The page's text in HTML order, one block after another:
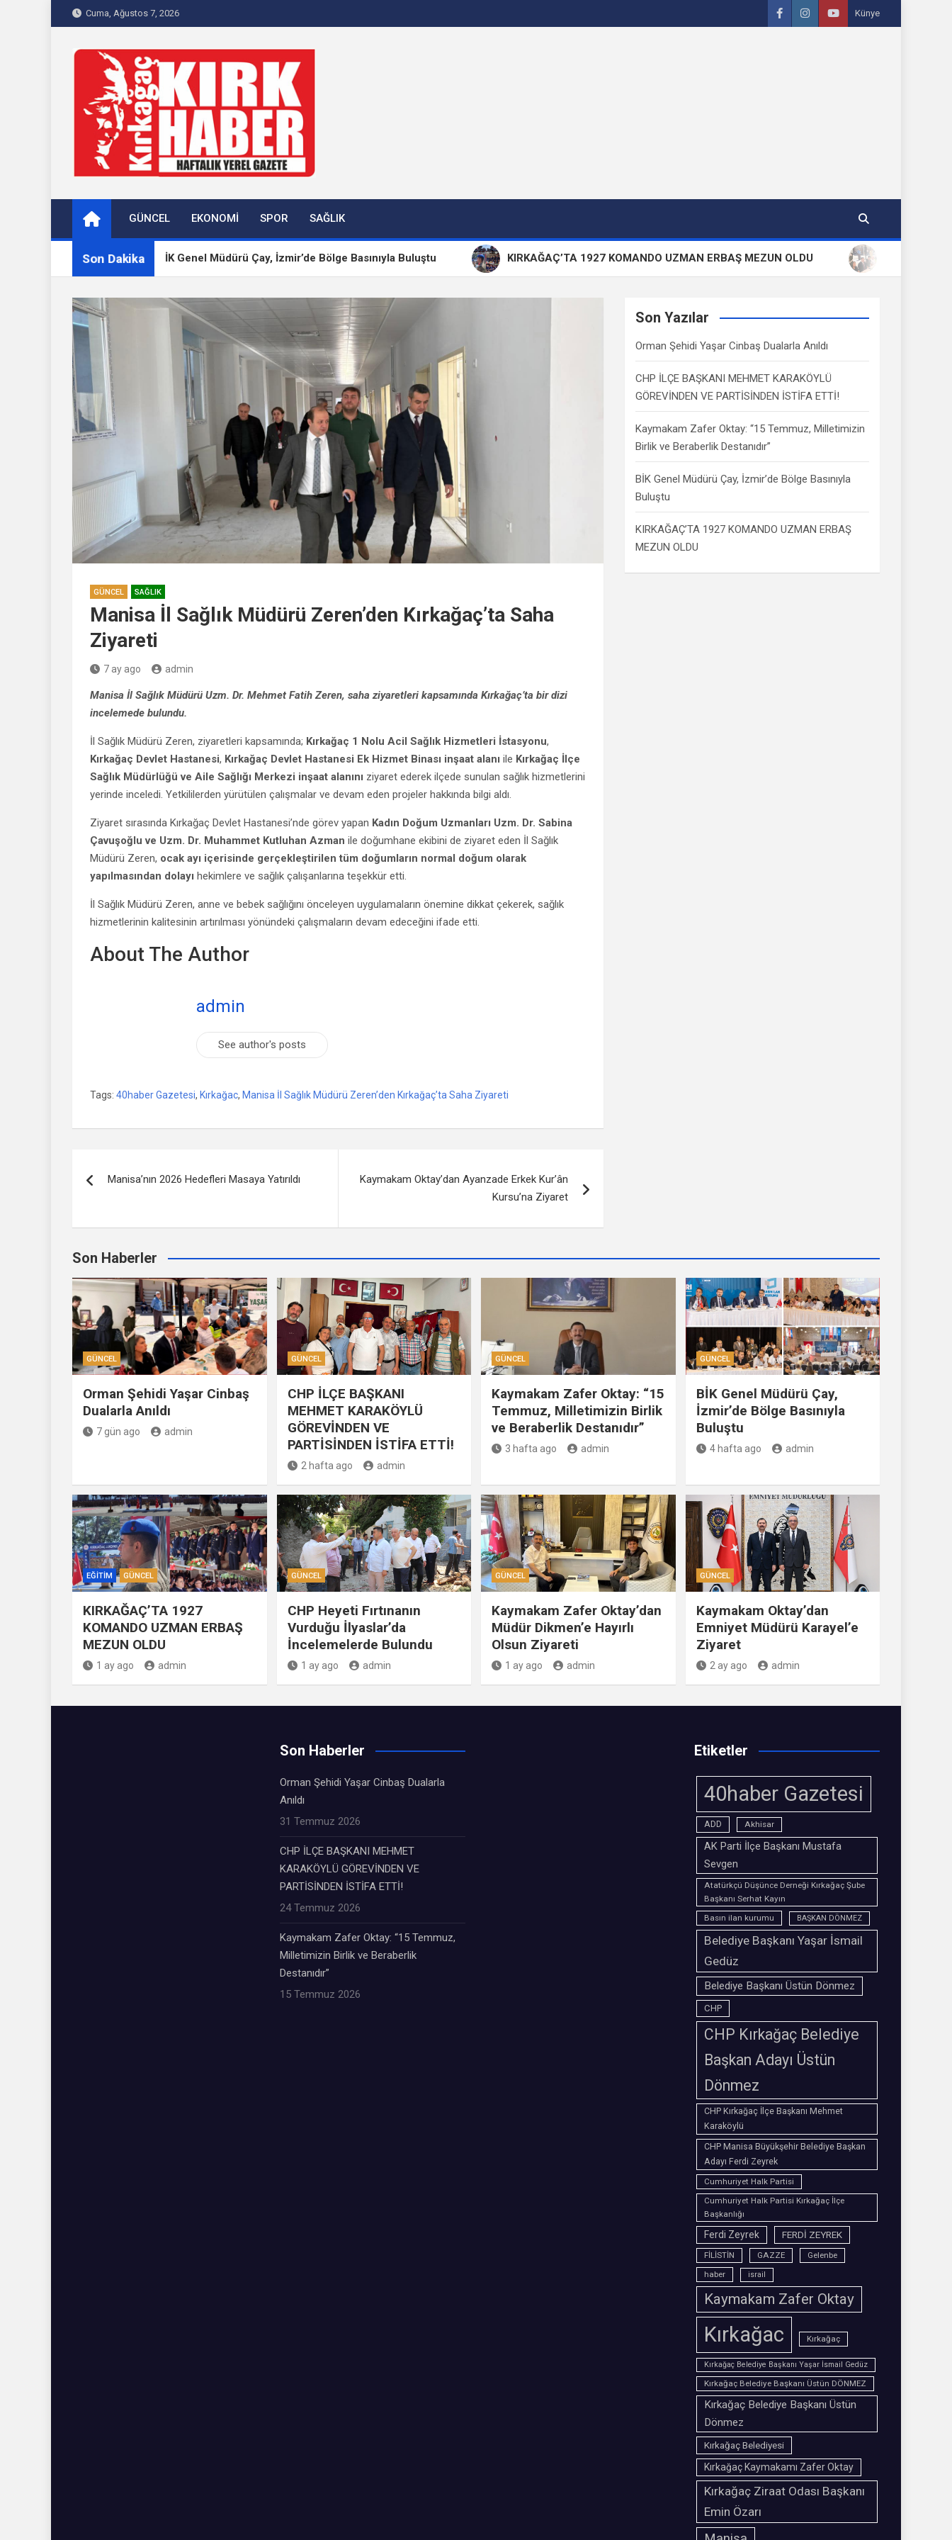
to
Cuma, Ağustos 7, 2026 Künye
Kırkağaç 40Haber
GÜNCEL EKONOMI SPOR SAĞLIK
Son DakikaBİK Genel Müdürü Çay, İzmir’de Bölge Basınıyla Buluştu KIRKAĞAÇ’TA 1927 KOMANDO UZMAN ERBAŞ MEZUN OLDU Orman Şehidi Yaşar
GÜNCEL SAĞLIK
Manisa İl Sağlık Müdürü Zeren’den Kırkağaç’ta Saha
Ziyareti
7 ay ago admin
Manisa İl Sağlık Müdürü Uzm. Dr. Mehmet Fatih Zeren, saha ziyaretleri kapsamında Kırkağaç’ta bir dizi
incelemede bulundu.
İl Sağlık Müdürü Zeren, ziyaretleri kapsamında; Kırkağaç 1 Nolu Acil Sağlık Hizmetleri İstasyonu,
Kırkağaç Devlet Hastanesi, Kırkağaç Devlet Hastanesi Ek Hizmet Binası inşaat alanı ile Kırkağaç İlçe
Sağlık Müdürlüğü ve Aile Sağlığı Merkezi inşaat alanını ziyaret ederek ilçede sunulan sağlık hizmetlerini
yerinde inceledi. Yetkililerden yürütülen çalışmalar ve devam eden projeler hakkında bilgi aldı.
Ziyaret sırasında Kırkağaç Devlet Hastanesi’nde görev yapan Kadın Doğum Uzmanları Uzm. Dr. Sabina
Çavuşoğlu ve Uzm. Dr. Muhammet Kutluhan Azman ile doğumhane ekibini de ziyaret eden İl Sağlık
Müdürü Zeren, ocak ayı içerisinde gerçekleştirilen tüm doğumların normal doğum olarak
yapılmasından dolayı hekimlere ve sağlık çalışanlarına teşekkür etti.
İl Sağlık Müdürü Zeren, anne ve bebek sağlığını önceleyen uygulamaların önemine dikkat çekerek, sağlık
hizmetlerinin kalitesinin artırılması yönündeki çalışmaların devam edeceğini ifade etti.
About The Author
admin
See author's posts
Tags: 40haber Gazetesi, Kırkağac, Manisa İl Sağlık Müdürü Zeren’den Kırkağaç’ta Saha Ziyareti
dolaşımı
Manisa’nın 2026 Hedefleri Masaya Yatırıldı
Kaymakam Oktay’dan Ayanzade Erkek Kur’ân
Kursu’na Ziyaret
Son Yazılar
Orman Şehidi Yaşar Cinbaş Dualarla Anıldı
CHP İLÇE BAŞKANI MEHMET KARAKÖYLÜ
GÖREVİNDEN VE PARTİSİNDEN İSTİFA ETTİ!
Kaymakam Zafer Oktay: “15 Temmuz, Milletimizin
Birlik ve Beraberlik Destanıdır”
BİK Genel Müdürü Çay, İzmir’de Bölge Basınıyla
Buluştu
KIRKAĞAÇ’TA 1927 KOMANDO UZMAN ERBAŞ
MEZUN OLDU
Son Haberler
GÜNCEL
Orman Şehidi Yaşar Cinbaş
Dualarla Anıldı
7 gün ago admin
GÜNCEL
CHP İLÇE BAŞKANI
MEHMET KARAKÖYLÜ
GÖREVİNDEN VE
PARTİSİNDEN İSTİFA ETTİ!
2 hafta ago admin
GÜNCEL
Kaymakam Zafer Oktay: “15
Temmuz, Milletimizin Birlik
ve Beraberlik Destanıdır”
3 hafta ago admin
GÜNCEL
BİK Genel Müdürü Çay,
İzmir’de Bölge Basınıyla
Buluştu
4 hafta ago admin
EĞITIM GÜNCEL
KIRKAĞAÇ’TA 1927
KOMANDO UZMAN ERBAŞ
MEZUN OLDU
1 ay ago admin
GÜNCEL
CHP Heyeti Fırtınanın
Vurduğu İlyaslar’da
İncelemelerde Bulundu
1 ay ago admin
GÜNCEL
Kaymakam Zafer Oktay’dan
Müdür Dikmen’e Hayırlı
Olsun Ziyareti
1 ay ago admin
GÜNCEL
Kaymakam Oktay’dan
Emniyet Müdürü Karayel’e
Ziyaret
2 ay ago admin
Son Haberler
Orman Şehidi Yaşar Cinbaş Dualarla
Anıldı
31 Temmuz 2026
CHP İLÇE BAŞKANI MEHMET
KARAKÖYLÜ GÖREVİNDEN VE
PARTİSİNDEN İSTİFA ETTİ!
24 Temmuz 2026
Kaymakam Zafer Oktay: “15 Temmuz,
Milletimizin Birlik ve Beraberlik
Destanıdır”
15 Temmuz 2026
Etiketler
40haber Gazetesi
ADD Akhisar
AK Parti İlçe Başkanı Mustafa
Sevgen
Atatürkçü Düşünce Derneği Kırkağaç Şube
Başkanı Serhat Kayın
Basın ilan kurumu
BAŞKAN DÖNMEZ
Belediye Başkanı Yaşar İsmail
Gedüz
Belediye Başkanı Üstün Dönmez
CHP
CHP Kırkağaç Belediye
Başkan Adayı Üstün
Dönmez
CHP Kırkağaç İlçe Başkanı Mehmet
Karaköylü
CHP Manisa Büyükşehir Belediye Başkan
Adayı Ferdi Zeyrek
Cumhuriyet Halk Partisi
Cumhuriyet Halk Partisi Kırkağaç İlçe
Başkanlığı
Ferdi Zeyrek FERDİ ZEYREK
FİLİSTİN GAZZE
Gelenbe
haber
israil
Kaymakam Zafer Oktay
Kırkağac Kırkağaç
Kırkağaç Belediye Başkanı Yaşar İsmail Gedüz
Kırkağaç Belediye Başkanı Üstün DÖNMEZ
Kırkağaç Belediye Başkanı Üstün
Dönmez
Kırkağaç Belediyesi
Kırkağaç Kaymakamı Zafer Oktay
Kırkağaç Ziraat Odası Başkanı
Emin Özarı